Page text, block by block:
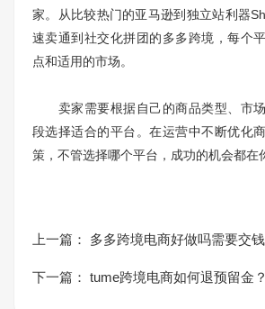
家。从比较热门的亚马逊到独立站利器
速卖通到社交化拼团的多多跨境，每个
点和适用的市场。
卖家需要根据自己的商品类型、市场
段选择适合的平台。在运营中不断优化
策，不管选择哪个平台，成功的机会都在
上一篇： 多多跨境电商好做吗需要交
下一篇： tume跨境电商如何退预留金